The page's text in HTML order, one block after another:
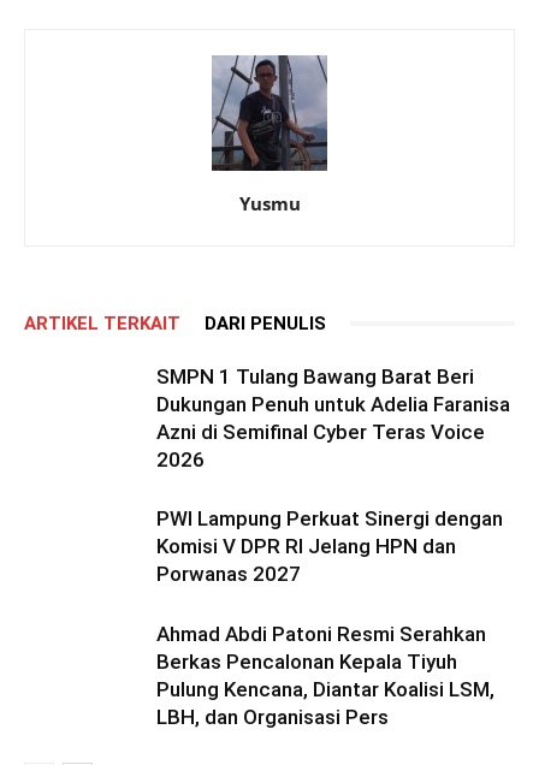
Yusmu
ARTIKEL TERKAIT DARI PENULIS
SMPN 1 Tulang Bawang Barat Beri
Dukungan Penuh untuk Adelia Faranisa
Azni di Semifinal Cyber Teras Voice
2026
PWI Lampung Perkuat Sinergi dengan
Komisi V DPR RI Jelang HPN dan
Porwanas 2027
Ahmad Abdi Patoni Resmi Serahkan
Berkas Pencalonan Kepala Tiyuh
Pulung Kencana, Diantar Koalisi LSM,
LBH, dan Organisasi Pers